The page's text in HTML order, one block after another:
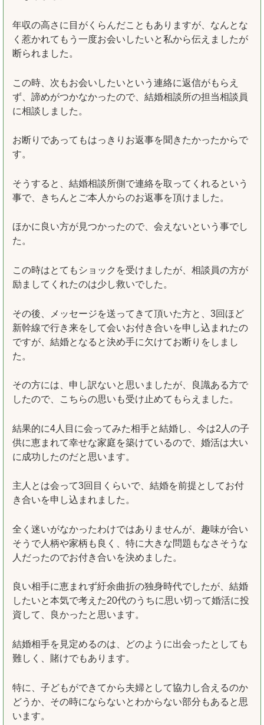
年収の高さに目がくらんだこともありますが、なんとな
く惹かれてもう一度お会いしたいと私から伝えましたが
断られました。
この時、次もお会いしたいという連絡に返信がもらえ
ず、諦めがつかなかったので、結婚相談所の担当相談員
に相談しました。
お断りであってもはっきりお返事を聞きたかったからで
す。
そうすると、結婚相談所側で連絡を取ってくれるという
事で、きちんとご本人からのお返事を頂けました。
ほかに良い方が見つかったので、会えないという事でし
た。
この時はとてもショックを受けましたが、相談員の方が
励ましてくれたのは少し救いでした。
その後、メッセージを送ってきて頂いた方と、3回ほど
新幹線で行き来をして会いお付き合いを申し込まれたの
ですが、結婚となると決め手に欠けてお断りをしまし
た。
その方には、申し訳ないと思いましたが、良識ある方で
したので、こちらの思いも受け止めてもらえました。
結果的に4人目に会ってみた相手と結婚し、今は2人の子
供に恵まれて幸せな家庭を築けているので、婚活は大い
に成功したのだと思います。
主人とは会って3回目くらいで、結婚を前提としてお付
き合いを申し込まれました。
全く迷いがなかったわけではありませんが、趣味が合い
そうで人柄や家柄も良く、特に大きな問題もなさそうな
人だったのでお付き合いを決めました。
良い相手に恵まれず紆余曲折の独身時代でしたが、結婚
したいと本気で考えた20代のうちに思い切って婚活に投
資して、良かったと思います。
結婚相手を見定めるのは、どのように出会ったとしても
難しく、賭けでもあります。
特に、子どもができてから夫婦として協力し合えるのか
どうか、その時にならないとわからない部分もあると思
います。